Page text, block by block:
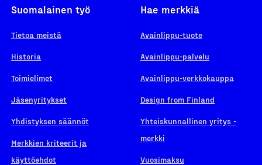
Suomalainen työ
Tietoa meistä
Historia
Toimielimet
Jäsenyritykset
Yhdistyksen säännöt
Merkkien kriteerit ja
käyttöehdot
Hae merkkiä
Avainlippu-tuote
Avainlippu-palvelu
Avainlippu-verkkokauppa
Design from Finland
Yhteiskunnallinen yritys -
merkki
Vuosimaksu